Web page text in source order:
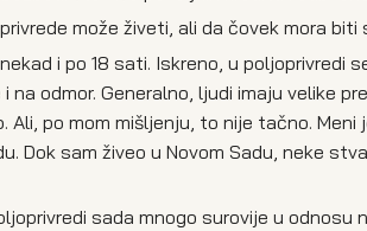
može živeti, ali da čovek mora biti
i po 18 sati. Iskreno, u poljoprivredi
na odmor. Generalno, ljudi imaju velike
po mom mišljenju, to nije tačno. Meni
Dok sam živeo u Novom Sadu, neke
sada mnogo surovije u odnosu